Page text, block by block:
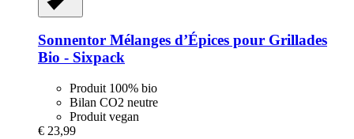
Sonnentor Mélanges d’Épices pour Grillades
Bio -​ Sixpack
Produit 100% bio
Bilan CO2 neutre
Produit vegan
€ 23,99